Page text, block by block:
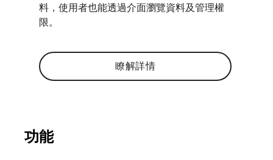
料，使用者也能透過介面瀏覽資料及管理權
限。
瞭解詳情
功能